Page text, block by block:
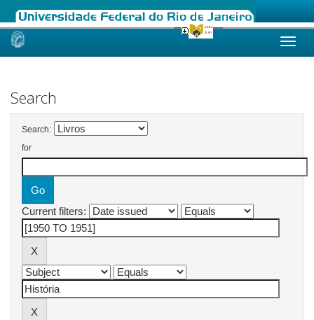
Skip
Search
Search:
for
Current filters: